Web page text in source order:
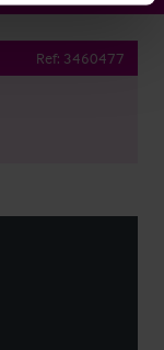
Ref: 3460477